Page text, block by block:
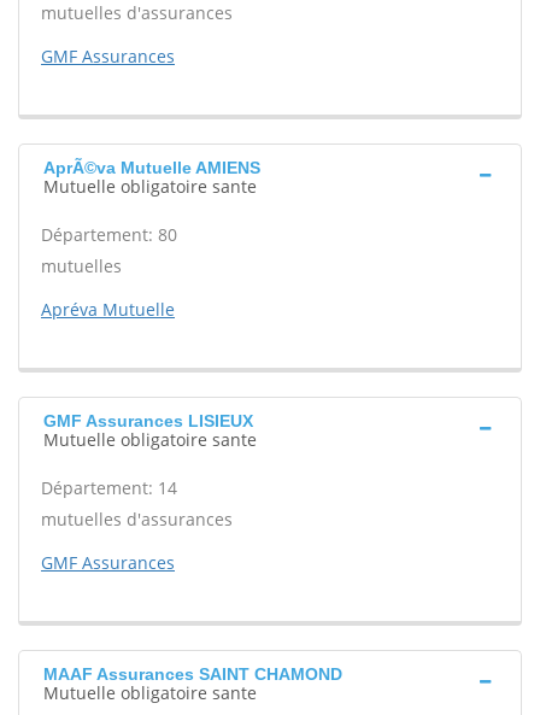
mutuelles d'assurances
GMF Assurances
AprÃ©va Mutuelle AMIENS
Mutuelle obligatoire sante
Département: 80
mutuelles
Apréva Mutuelle
GMF Assurances LISIEUX
Mutuelle obligatoire sante
Département: 14
mutuelles d'assurances
GMF Assurances
MAAF Assurances SAINT CHAMOND
Mutuelle obligatoire sante